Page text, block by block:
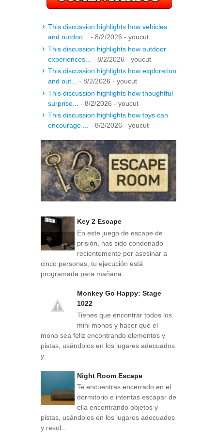
This discussion highlights how vehicles
and outdoo...
- 8/2/2026 - youcut
This discussion highlights how outdoor
experiences...
- 8/2/2026 - youcut
This discussion highlights how exploration
and out...
- 8/2/2026 - youcut
This discussion highlights how thoughtful
surprise...
- 8/2/2026 - youcut
This discussion highlights how toys can
encourage ...
- 8/2/2026 - youcut
Key 2 Escape
En este juego de escape de
prisión, has sido condenado
recientemente por asesinar a
cinco personas, tu ejecución está
programada para mañana...
Monkey Go Happy: Stage
1022
Tienes que encontrar todos los
mini monos y hacer que el
mono sea feliz encontrando elementos y
pistas, usándolos en los lugares adecuados
y...
Night Room Escape
Te encuentras encerrado en el
dormitorio e intentas escapar de
ella encontrando objetos y
pistas, usándolos en los lugares adecuados
y resol...